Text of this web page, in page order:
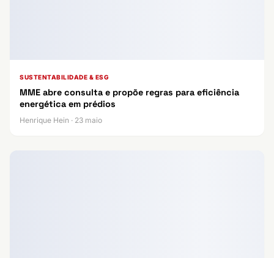
SUSTENTABILIDADE & ESG
MME abre consulta e propõe regras para eficiência
energética em prédios
Henrique Hein · 23 maio